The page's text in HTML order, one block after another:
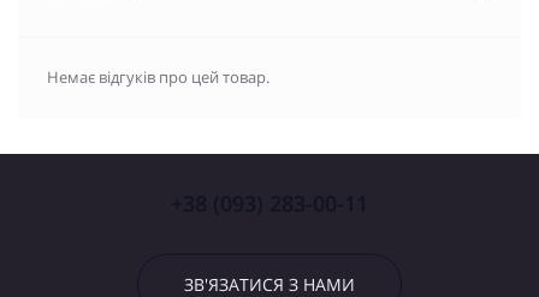
Немає відгуків про цей товар.
ЗВ'ЯЗАТИСЯ З НАМИ